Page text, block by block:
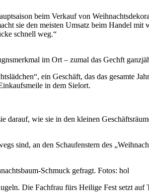
beim Verkauf von
sie den meisten Umsatz beim Handel mit
schnell weg.“
im Ort – zumal das Gechft
ein Geschäft, das das gesamte
in dem Sielort.
wie sie in den kleinen
sind, an den Schaufenstern des
Schmuck gefragt. Fotos: hol
Die Fachfrau fürs Heilige Fest setzt